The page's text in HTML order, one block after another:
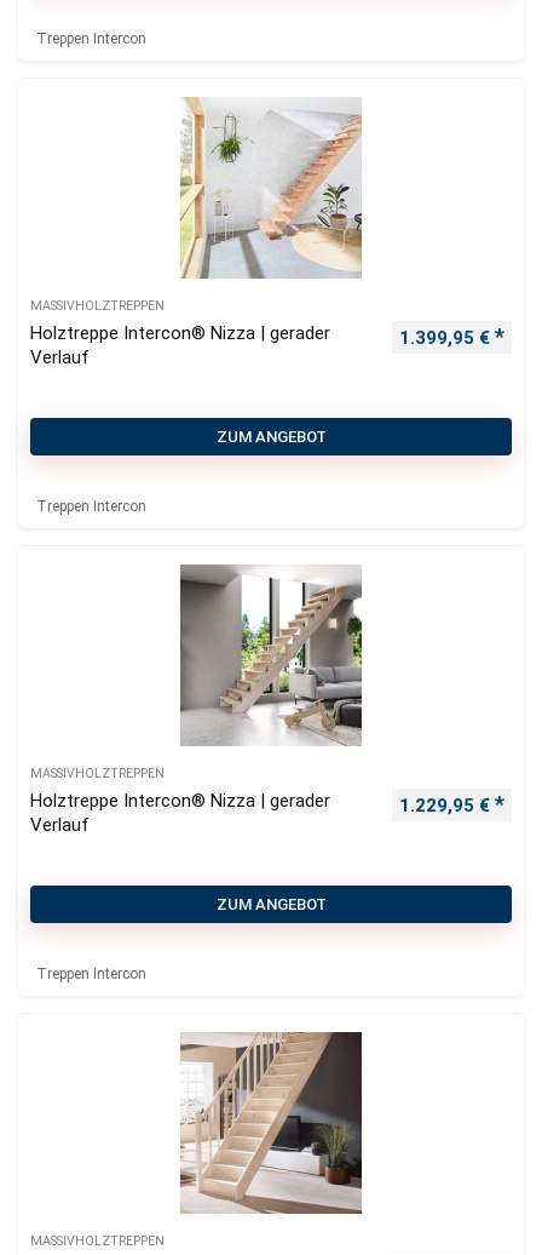
Treppen Intercon
MASSIVHOLZTREPPEN
Holztreppe Intercon® Nizza | gerader
Verlauf
1.399,95 €
ZUM ANGEBOT
Treppen Intercon
MASSIVHOLZTREPPEN
Holztreppe Intercon® Nizza | gerader
Verlauf
1.229,95 €
ZUM ANGEBOT
Treppen Intercon
MASSIVHOLZTREPPEN